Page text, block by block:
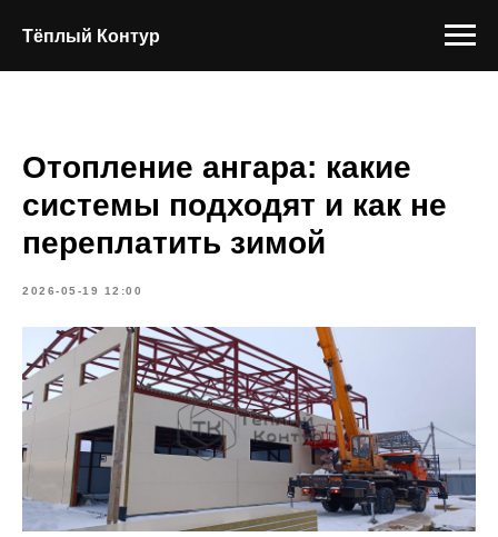
Тёплый Контур
Отопление ангара: какие
системы подходят и как не
переплатить зимой
2026-05-19 12:00